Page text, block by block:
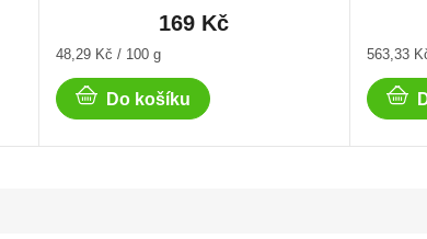
169 Kč
Měrná
48,29 Kč / 100 g
Do košíku
Měrná
563,33